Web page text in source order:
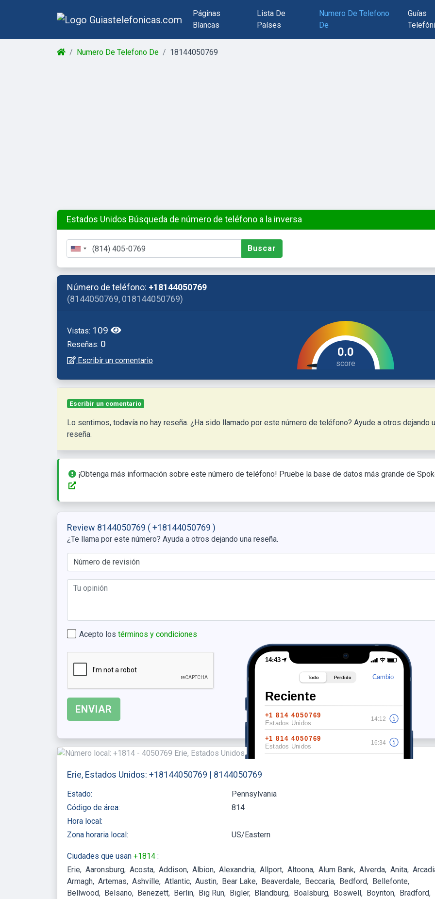
Páginas
Blancas
Lista De
Países
Numero De Telefono
De
Guías
Numero De Telefono De 18144050769
Estados Unidos Búsqueda de número de teléfono a la inversa
Buscar
Número de teléfono: +18144050769
(8144050769, 018144050769)
Vistas: 109
Reseñas: 0
Escribir un comentario
0.0
Escribir un comentario
Lo sentimos, todavía no hay reseña. ¿Ha sido llamado por este número de teléfono? Ayude a otros dejando una
reseña.
¡Obtenga más información sobre este número de teléfono! Pruebe la base de datos más grande de
Review 8144050769 ( +18144050769 )
¿Te llama por este número? Ayuda a otros dejando una reseña.
Acepto los términos y condiciones
Erie, Estados Unidos: +18144050769 | 8144050769
Estado:
Pennsylvania
Código de área:
814
Hora local:
Zona horaria local:
US/Eastern
Ciudades que usan +1814 :
Erie
Aaronsburg Acosta Addison Albion Alexandria Allport Altoona Alum Bank Alverda Anita
Armagh Artemas Ashville Atlantic Austin Bear Lake Beaverdale Beccaria Bedford
Bellefonte
Bellwood
Belsano Benezett Berlin Big Run Bigler Blandburg Boalsburg Boswell Boynton
Bradford